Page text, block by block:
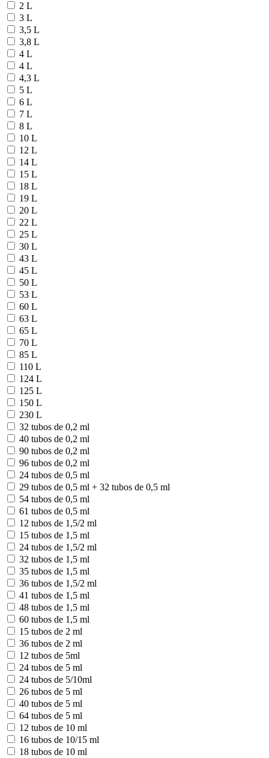
2 L
3 L
3,5 L
3,8 L
4 L
4 L
4,3 L
5 L
6 L
7 L
8 L
10 L
12 L
14 L
15 L
18 L
19 L
20 L
22 L
25 L
30 L
43 L
45 L
50 L
53 L
60 L
63 L
65 L
70 L
85 L
110 L
124 L
125 L
150 L
230 L
32 tubos de 0,2 ml
40 tubos de 0,2 ml
90 tubos de 0,2 ml
96 tubos de 0,2 ml
24 tubos de 0,5 ml
29 tubos de 0,5 ml + 32 tubos de 0,5 ml
54 tubos de 0,5 ml
61 tubos de 0,5 ml
12 tubos de 1,5/2 ml
15 tubos de 1,5 ml
24 tubos de 1,5/2 ml
32 tubos de 1,5 ml
35 tubos de 1,5 ml
36 tubos de 1,5/2 ml
41 tubos de 1,5 ml
48 tubos de 1,5 ml
60 tubos de 1,5 ml
15 tubos de 2 ml
36 tubos de 2 ml
12 tubos de 5ml
24 tubos de 5 ml
24 tubos de 5/10ml
26 tubos de 5 ml
40 tubos de 5 ml
64 tubos de 5 ml
12 tubos de 10 ml
16 tubos de 10/15 ml
18 tubos de 10 ml